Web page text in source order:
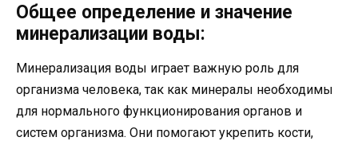
Общее определение и значение
минерализации воды:
Минерализация воды играет важную роль для
организма человека, так как минералы необходимы
для нормального функционирования органов и
систем организма. Они помогают укрепить кости,